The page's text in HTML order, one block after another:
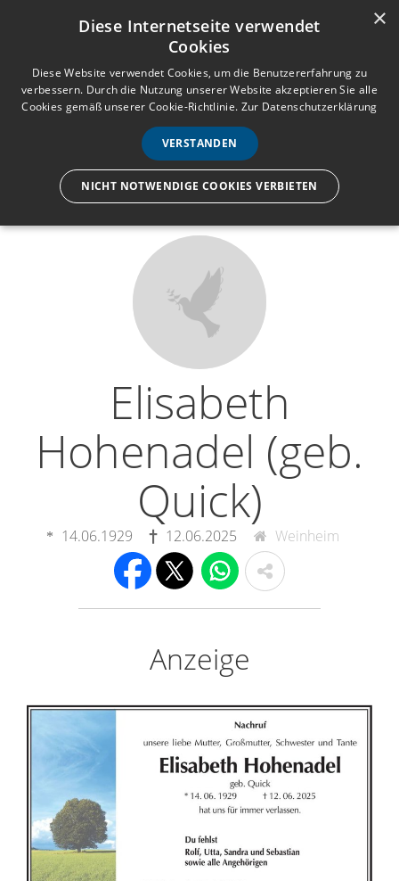
Anmelden Registrieren
e
n
ü
Wir lassen nur die Hand los,
Elisabeth
Hohenadel (geb.
Quick)
14.06.1929 12.06.2025 Weinheim
Anzeige
×
Diese Internetseite verwendet
Cookies
Diese Website verwendet Cookies, um die Benutzererfahrung zu
verbessern. Durch die Nutzung unserer Website akzeptieren Sie alle
Cookies gemäß unserer Cookie-Richtlinie. Zur Datenschutzerklärung
VERSTANDEN
NICHT NOTWENDIGE COOKIES VERBIETEN